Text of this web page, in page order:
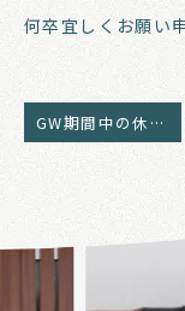
何卒宜しくお願い
GW期間中の休業日のお知らせ